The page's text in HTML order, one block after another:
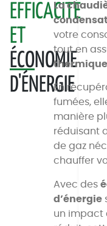
EFFICACITÉ
ET
ÉCONOMIE
D'ÉNERGIE
La
votre
tout en
thermique
En
fumées,
manière
réduisant
de gaz
chauffer
Avec des
d’énergie
un impact